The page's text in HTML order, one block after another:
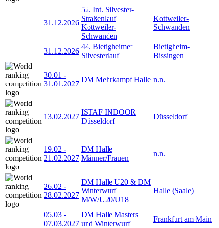
31.12.2026
52. Int. Silvester-
Straßenlauf
Kottweiler-
Schwanden
Kottweiler-
Schwanden
31.12.2026
44. Bietigheimer
Silvesterlauf
Bietigheim-
Bissingen
30.01 -
31.01.2027
DM Mehrkampf Halle n.n.
13.02.2027
ISTAF INDOOR
Düsseldorf
Düsseldorf
19.02 -
21.02.2027
DM Halle
Männer/Frauen
n.n.
26.02 -
28.02.2027
DM Halle U20 & DM
Winterwurf
M/W/U20/U18
Halle (Saale)
05.03 -
07.03.2027
DM Halle Masters
und Winterwurf
Frankfurt am Main